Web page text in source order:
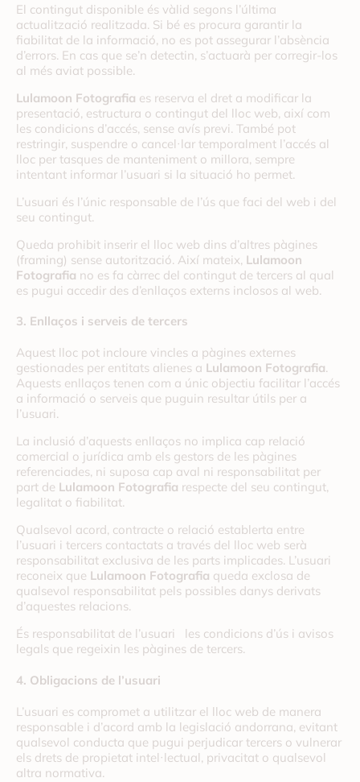
El contingut disponible és vàlid segons l’última
actualització realitzada. Si bé es procura garantir la
fiabilitat de la informació, no es pot assegurar l’absència
d’errors. En cas que se’n detectin, s’actuarà per corregir-los
al més aviat possible.
Lulamoon Fotografia es reserva el dret a modificar la
presentació, estructura o contingut del lloc web, així com
les condicions d’accés, sense avís previ. També pot
restringir, suspendre o cancel·lar temporalment l’accés al
lloc per tasques de manteniment o millora, sempre
intentant informar l’usuari si la situació ho permet.
L’usuari és l’únic responsable de l’ús que faci del web i del
seu contingut.
Queda prohibit inserir el lloc web dins d’altres pàgines
(framing) sense autorització. Així mateix, Lulamoon
Fotografia no es fa càrrec del contingut de tercers al qual
es pugui accedir des d’enllaços externs inclosos al web.
3. Enllaços i serveis de tercers
Aquest lloc pot incloure vincles a pàgines externes
gestionades per entitats alienes a Lulamoon Fotografia.
Aquests enllaços tenen com a únic objectiu facilitar l’accés
a informació o serveis que puguin resultar útils per a
l’usuari.
La inclusió d’aquests enllaços no implica cap relació
comercial o jurídica amb els gestors de les pàgines
referenciades, ni suposa cap aval ni responsabilitat per
part de Lulamoon Fotografia respecte del seu contingut,
legalitat o fiabilitat.
Qualsevol acord, contracte o relació establerta entre
l’usuari i tercers contactats a través del lloc web serà
responsabilitat exclusiva de les parts implicades. L’usuari
reconeix que Lulamoon Fotografia queda exclosa de
qualsevol responsabilitat pels possibles danys derivats
d’aquestes relacions.
És responsabilitat de l’usuari les condicions d’ús i avisos
legals que regeixin les pàgines de tercers.
4. Obligacions de l’usuari
L’usuari es compromet a utilitzar el lloc web de manera
responsable i d’acord amb la legislació andorrana, evitant
qualsevol conducta que pugui perjudicar tercers o vulnerar
els drets de propietat intel·lectual, privacitat o qualsevol
altra normativa.